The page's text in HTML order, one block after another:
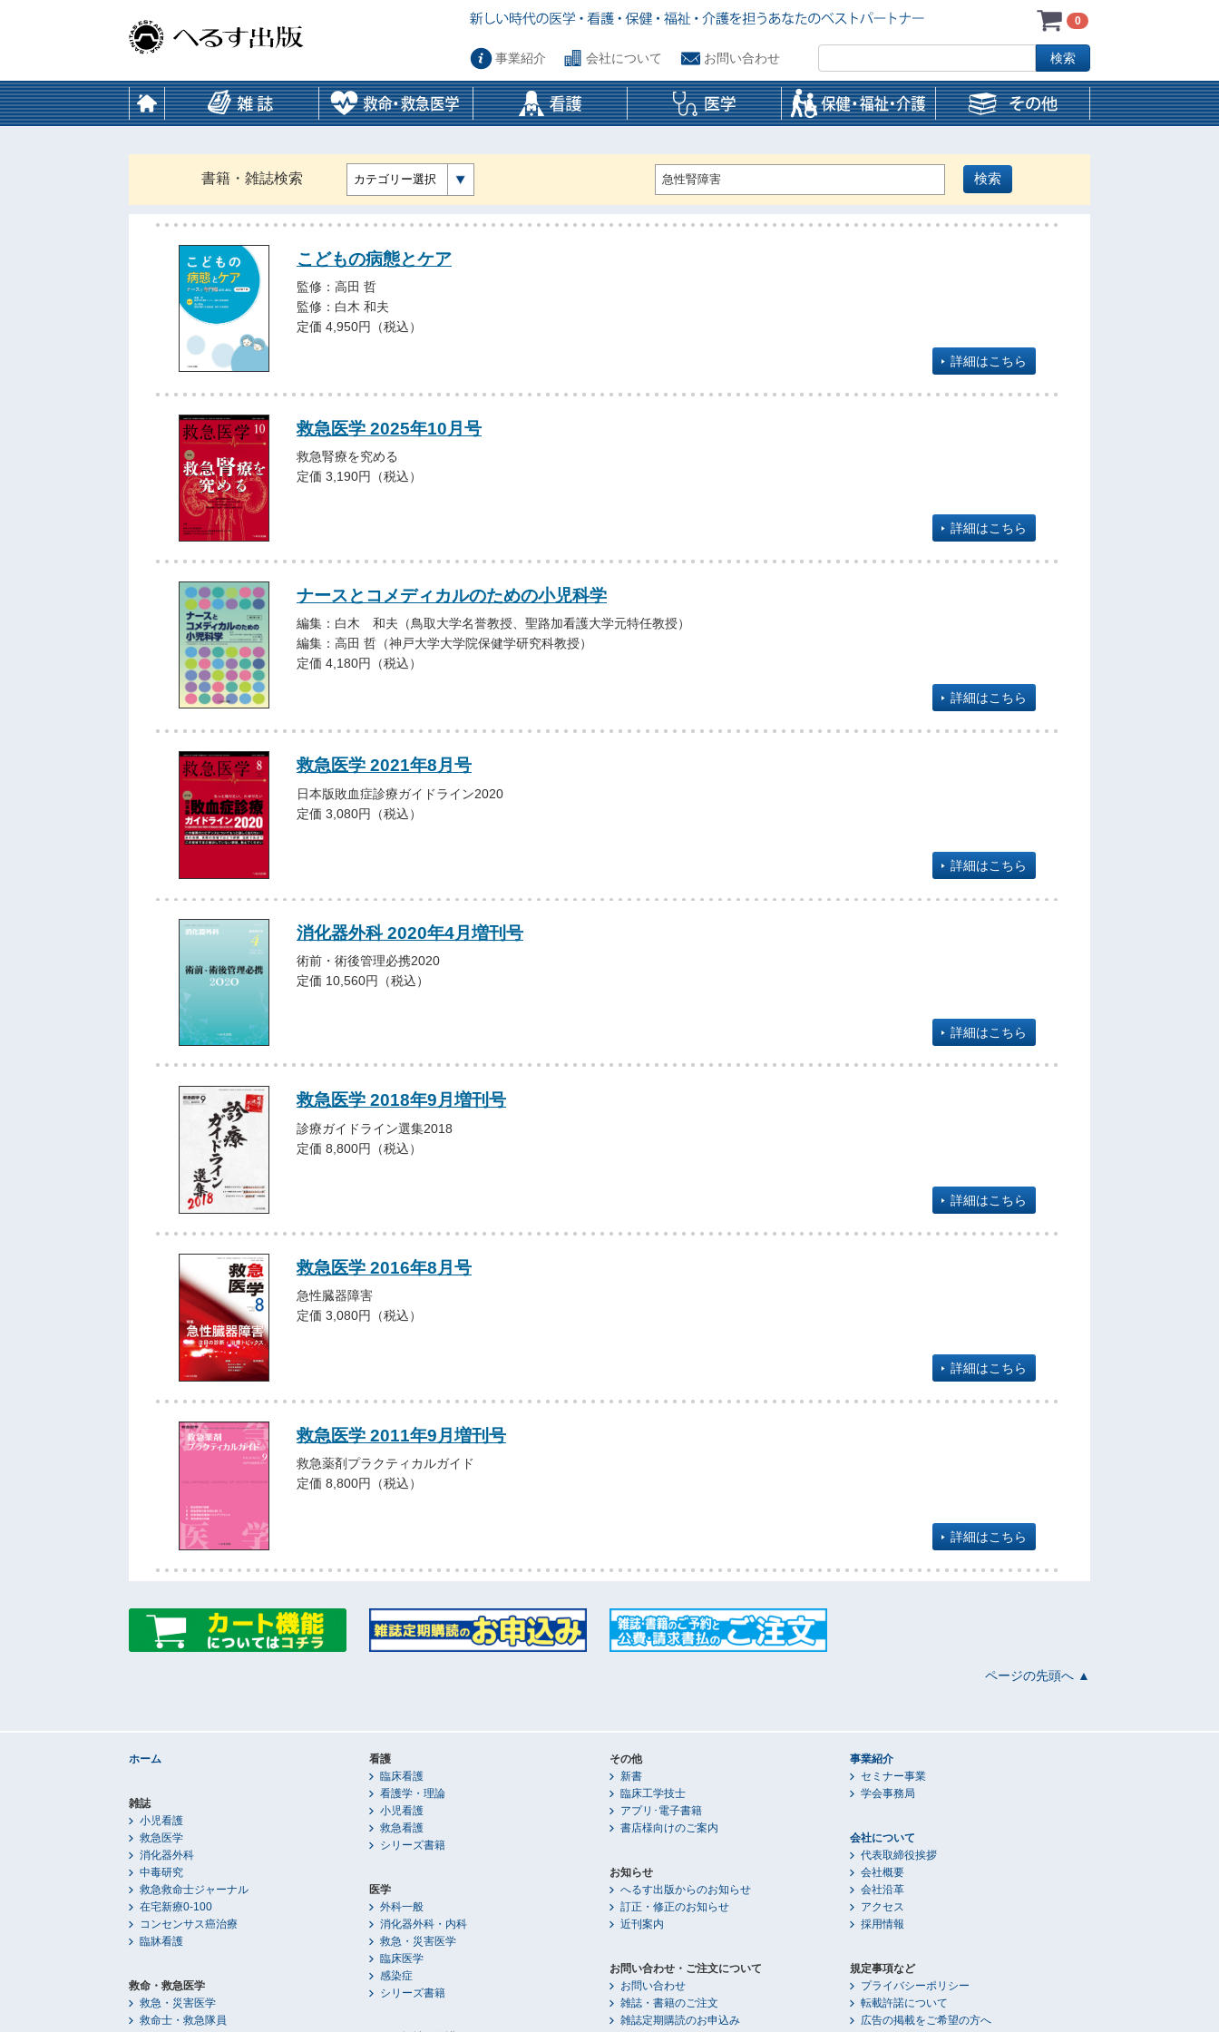
0
事業紹介 会社について お問い合わせ
書籍・雑誌検索 カテゴリー選択
こどもの病態とケア
監修：高田 哲
監修：白木 和夫
定価 4,950円（税込）
詳細はこちら
救急医学 2025年10月号
救急腎療を究める
定価 3,190円（税込）
詳細はこちら
ナースとコメディカルのための小児科学
編集：白木 和夫（鳥取大学名誉教授、聖路加看護大学元特任教授）
編集：高田 哲（神戸大学大学院保健学研究科教授）
定価 4,180円（税込）
詳細はこちら
救急医学 2021年8月号
日本版敗血症診療ガイドライン2020
定価 3,080円（税込）
詳細はこちら
消化器外科 2020年4月増刊号
術前・術後管理必携2020
定価 10,560円（税込）
詳細はこちら
救急医学 2018年9月増刊号
診療ガイドライン選集2018
定価 8,800円（税込）
詳細はこちら
救急医学 2016年8月号
急性臓器障害
定価 3,080円（税込）
詳細はこちら
救急医学 2011年9月増刊号
救急薬剤プラクティカルガイド
定価 8,800円（税込）
詳細はこちら
ページの先頭へ ▲
ホーム
雑誌
小児看護
救急医学
消化器外科
中毒研究
救急救命士ジャーナル
在宅新療0-100
コンセンサス癌治療
臨牀看護
救命・救急医学
救急・災害医学
救命士・救急隊員
看護
臨床看護
看護学・理論
小児看護
救急看護
シリーズ書籍
医学
外科一般
消化器外科・内科
救急・災害医学
臨床医学
感染症
シリーズ書籍
その他
新書
臨床工学技士
アプリ･電子書籍
書店様向けのご案内
お知らせ
へるす出版からのお知らせ
訂正・修正のお知らせ
近刊案内
お問い合わせ・ご注文について
お問い合わせ
雑誌・書籍のご注文
雑誌定期購読のお申込み
事業紹介
セミナー事業
学会事務局
会社について
代表取締役挨拶
会社概要
会社沿革
アクセス
採用情報
規定事項など
プライバシーポリシー
転載許諾について
広告の掲載をご希望の方へ